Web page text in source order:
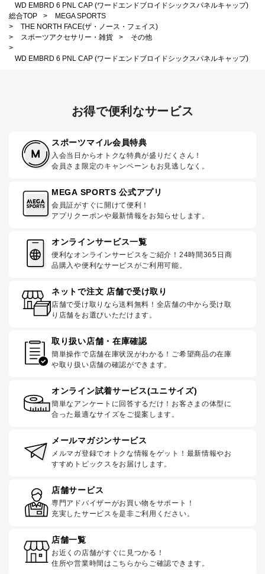
WD EMBRD 6 PNL CAP (ワードエンドブロイドシックスパネルキャップ)
総合TOP
>
MEGA SPORTS
>
THE NORTH FACE(ザ・ノース・フェイス)
>
スポーツアクセサリー・雑貨 >
その他
>
WD EMBRD 6 PNL CAP (ワードエンドブロイドシックスパネルキャップ)
お得で便利なサービス
スポーツマイル会員特典
入会当日からオトクな特典が盛りだくさん！
会員さま限定のキャンペーンもお見逃しなく。
MEGA SPORTS 公式アプリ
会員証がすぐに開けて便利！
アプリクーポンや最新情報をお知らせします。
オンラインサービス一覧
便利なオンラインサービスをご紹介！24時間365日商
品購入や便利なサービスがご利用可能。
ネットで注文 店舗で受け取り
店舗で受け取りなら送料無料！全店舗の中から受け取
り店舗をお選びいただけます。
取り扱い店舗・在庫確認
簡単操作で店舗在庫状況がわかる！ご希望商品の在庫
や取り扱い店舗の確認ができます。
オンライン試着サービス(ユニサイズ)
簡単なアンケートに回答するだけ！お客さまの体型に
合った最適なサイズをご提案します。
メールマガジンサービス
メルマガ登録でオトクな情報をゲット！最新情報やお
すすめトピックスをお届けします。
店舗サービス
専門アドバイザーがお買い物をサポート！
充実したサービスを是非ご利用ください。
店舗一覧
お近くの店舗がすぐに見つかる！
住所や営業時間はこちらからご確認できます。